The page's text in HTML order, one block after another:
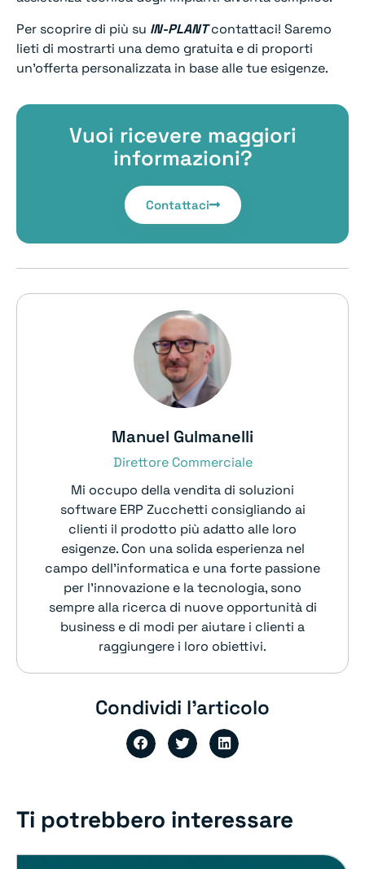
Per scoprire di più su IN-PLANTcontattaci! Saremo
lieti di mostrarti una demo gratuita e di proporti
un’offerta personalizzata in base alle tue esigenze.
Vuoi ricevere maggiori
informazioni?
Contattaci
Manuel Gulmanelli
Direttore Commerciale
Mi occupo della vendita di soluzioni
software ERP Zucchetti consigliando ai
clienti il prodotto più adatto alle loro
esigenze. Con una solida esperienza nel
campo dell’informatica e una forte passione
per l’innovazione e la tecnologia, sono
sempre alla ricerca di nuove opportunità di
business e di modi per aiutare i clienti a
raggiungere i loro obiettivi.
Condividi l'articolo
Ti potrebbero interessare